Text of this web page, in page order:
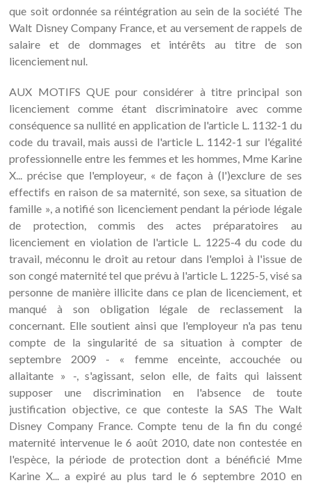
que soit ordonnée sa réintégration au sein de la société The
Walt Disney Company France, et au versement de rappels de
salaire et de dommages et intérêts au titre de son
licenciement nul.
AUX MOTIFS QUE pour considérer à titre principal son
licenciement comme étant discriminatoire avec comme
conséquence sa nullité en application de l'article L. 1132-1 du
code du travail, mais aussi de l'article L. 1142-1 sur l'égalité
professionnelle entre les femmes et les hommes, Mme Karine
X... précise que l'employeur, « de façon à (l')exclure de ses
effectifs en raison de sa maternité, son sexe, sa situation de
famille », a notifié son licenciement pendant la période légale
de protection, commis des actes préparatoires au
licenciement en violation de l'article L. 1225-4 du code du
travail, méconnu le droit au retour dans l'emploi à l'issue de
son congé maternité tel que prévu à l'article L. 1225-5, visé sa
personne de manière illicite dans ce plan de licenciement, et
manqué à son obligation légale de reclassement la
concernant. Elle soutient ainsi que l'employeur n'a pas tenu
compte de la singularité de sa situation à compter de
septembre 2009 - « femme enceinte, accouchée ou
allaitante » -, s'agissant, selon elle, de faits qui laissent
supposer une discrimination en l'absence de toute
justification objective, ce que conteste la SAS The Walt
Disney Company France. Compte tenu de la fin du congé
maternité intervenue le 6 août 2010, date non contestée en
l'espèce, la période de protection dont a bénéficié Mme
Karine X... a expiré au plus tard le 6 septembre 2010 en